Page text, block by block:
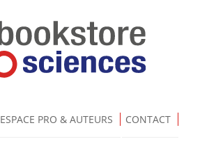
ESPACE PRO & AUTEURS CONTACT